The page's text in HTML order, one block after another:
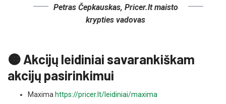
Petras Čepkauskas, Pricer.lt maisto
krypties vadovas
🟠 Akcijų leidiniai savarankiškam
akcijų pasirinkimui
Maxima https://pricer.lt/leidiniai/maxima